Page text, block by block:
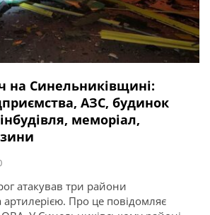
на Синельниківщині:
АЗС, будинок
меморіал,
атакував три райони
артилерією. Про це повідомляє